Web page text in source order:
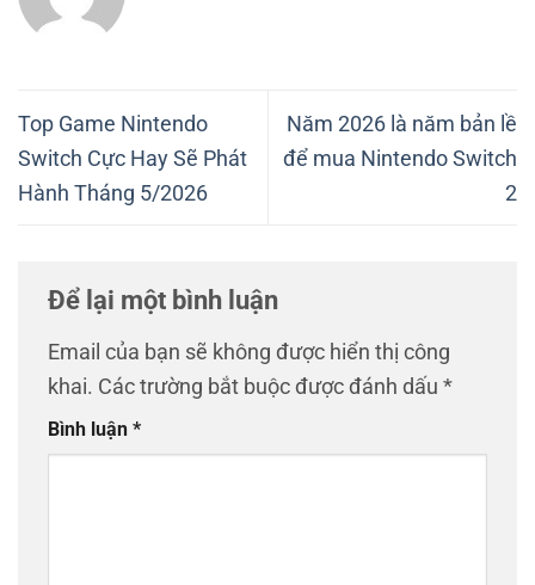
Top Game Nintendo
Switch Cực Hay Sẽ Phát
Hành Tháng 5/2026
Năm 2026 là năm bản lề
để mua Nintendo Switch
2
Để lại một bình luận
Email của bạn sẽ không được hiển thị công
khai. Các trường bắt buộc được đánh dấu *
Bình luận *